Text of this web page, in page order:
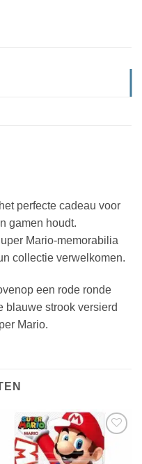
perfecte cadeau voor
gamen houdt.
Mario-memorabilia
collectie verwelkomen.
een rode ronde
blauwe strook versierd
Mario.